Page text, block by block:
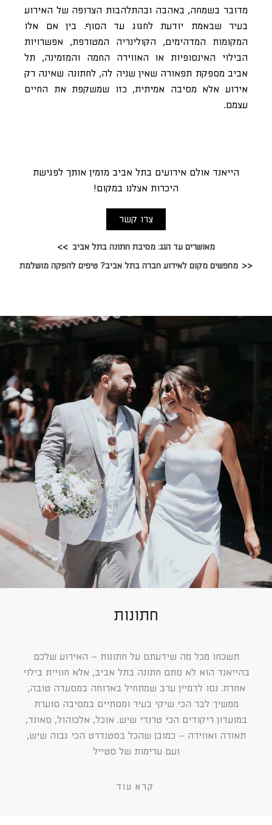
מדובר בשמחה, באהבה ובהתלהבות הצרופה של האירוע
בעיר שבאמת יודעת לחגוג עד הסוף. בין אם אלו
המקומות המדהימים, הקולינריה המטורפת, אפשרויות
הבילוי האינסופיות או האווירה החמה והמזמינה, תל
אביב מספקת תפאורה שאין שניה לה, לחתונה שאינה רק
אירוע אלא מסיבה אמיתית, כזו שמשקפת את החיים
עצמם.
הייאנד אולם אירועים בתל אביב מזמין אותך לפגישת
היכרות אצלנו במקום!
צרו קשר
מאושרים עד הגג: מסיבת חתונה בתל אביב
מחפשים מקום לאירוע חברה בתל אביב? טיפים להפקה מושלמת
חתונות
תשכחו מכל מה שידעתם על חתונות – האירוע שלכם
בהייאנד הוא לא סתם חתונה בתל אביב, אלא חוויית בילוי
אחרת. נסו לדמיין ערב שמתחיל בארוחה במסעדה טובה,
ממשיך לבר הכי שיקי בעיר ומסתיים במסיבה סוערת
במועדון ריקודים הכי טרנדי שיש. אוכל, אלכוהול, סאונד,
תאורה ואווירה – כמובן שהכל בסטנדרט הכי גבוה שיש,
ועם ערימות של סטייל
קרא עוד